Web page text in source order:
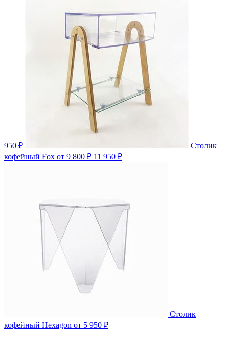
950 ₽
Столик
кофейный Fox от 9 800 ₽ 11 950 ₽
Столик
кофейный Hexagon от 5 950 ₽